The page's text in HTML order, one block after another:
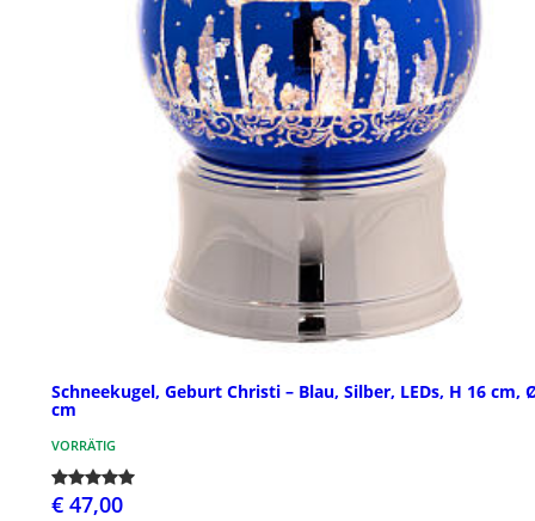
Schneekugel, Geburt Christi – Blau, Silber, LEDs, H 16 cm,
cm
VORRÄTIG
€ 47,00